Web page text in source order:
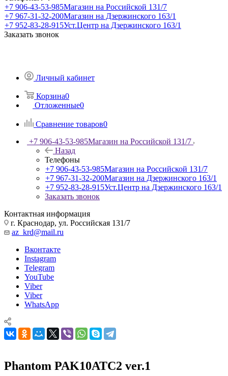
+7 906-43-53-985Магазин на Российской 131/7
+7 967-31-32-200Магазин на Дзержинского 163/1
+7 952-83-28-915Уст.Центр на Дзержинского 163/1
Заказать звонок
Личный кабинет
Корзина0
Отложенные0
Сравнение товаров0
+7 906-43-53-985Магазин на Российской 131/7
Назад
Телефоны
+7 906-43-53-985Магазин на Российской 131/7
+7 967-31-32-200Магазин на Дзержинского 163/1
+7 952-83-28-915Уст.Центр на Дзержинского 163/1
Заказать звонок
Контактная информация
г. Краснодар, ул. Российская 131/7
az_krd@mail.ru
Вконтакте
Instagram
Telegram
YouTube
Viber
Viber
WhatsApp
Phantom PAK10ATC2 ver.1